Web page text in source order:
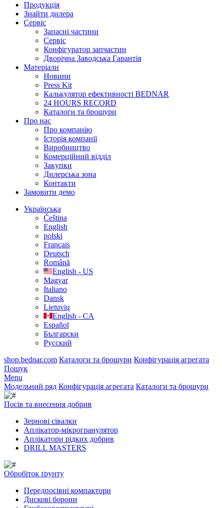
Продукція
Знайти дилера
Сервіс
Запасні частини
Сервіс
Конфігуратор запчастин
Дворічна Заводська Гарантія
Матеріали
Новини
Press Kit
Калькулятор ефективності BEDNAR
24 HOURS RECORD
Каталоги та брошури
Про нас
Про компанію
Історія компанії
Виробництво
Комерційний відділ
Закупки
Дилерська зона
Контакти
Замовити демо
Українська
Čeština
English
polski
Français
Deutsch
Română
English - US
Magyar
Italiano
Dansk
Lietuvių
English - CA
Español
Български
Русский
shop.bednar.com Каталоги та брошури Конфігурація агрегата
Пошук
Menu
Модельний ряд Конфігурація агрегата Каталоги та брошури
Посів та внесення добрив
Зернові сівалки
Аплікатор-мікрогранулятор
Аплікатори рідких добрив
DRILL MASTERS
Обробіток ґрунту
Передпосівні компактори
Дискові борони